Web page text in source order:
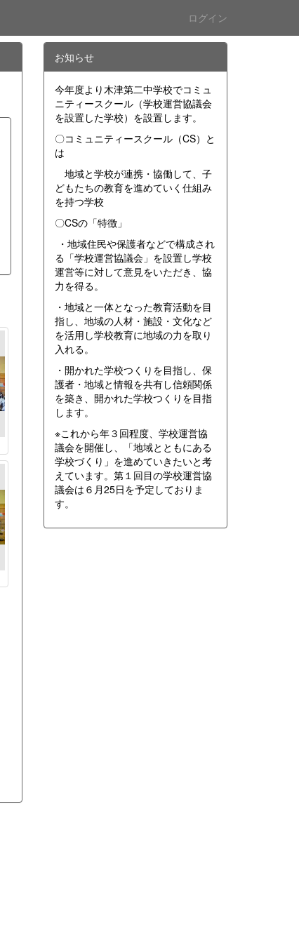
ログイン
お知らせ
今年度より木津第二中学校でコミュ
ニティースクール（学校運営協議会
を設置した学校）を設置します。
〇コミュニティースクール（CS）と
は
地域と学校が連携・協働して、子
どもたちの教育を進めていく仕組み
を持つ学校
〇CSの「特徴」
・地域住民や保護者などで構成され
る「学校運営協議会」を設置し学校
運営等に対して意見をいただき、協
力を得る。
・地域と一体となった教育活動を目
指し、地域の人材・施設・文化など
を活用し学校教育に地域の力を取り
入れる。
・開かれた学校つくりを目指し、保
護者・地域と情報を共有し信頼関係
を築き、開かれた学校つくりを目指
します。
※これから年３回程度、学校運営協
議会を開催し、「地域とともにある
学校づくり」を進めていきたいと考
えています。第１回目の学校運営協
議会は６月25日を予定しておりま
す。